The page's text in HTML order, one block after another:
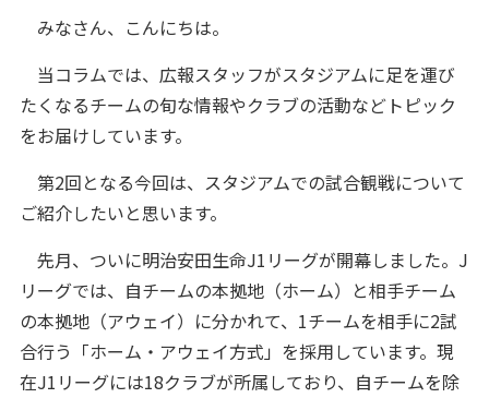
みなさん、こんにちは。
当コラムでは、広報スタッフがスタジアムに足を運び
たくなるチームの旬な情報やクラブの活動などトピック
をお届けしています。
第2回となる今回は、スタジアムでの試合観戦について
ご紹介したいと思います。
先月、ついに明治安田生命J1リーグが開幕しました。J
リーグでは、自チームの本拠地（ホーム）と相手チーム
の本拠地（アウェイ）に分かれて、1チームを相手に2試
合行う「ホーム・アウェイ方式」を採用しています。現
在J1リーグには18クラブが所属しており、自チームを除